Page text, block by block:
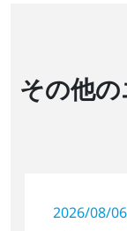
その他
2026/08/06